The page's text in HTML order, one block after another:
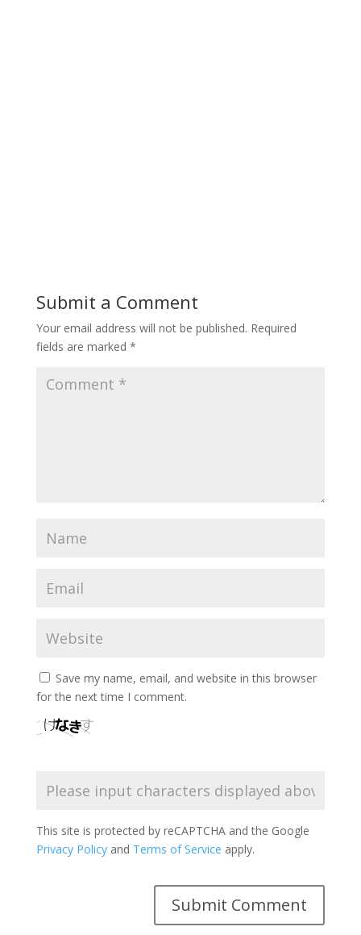
Submit a Comment
Your email address will not be published. Required
fields are marked *
Save my name, email, and website in this browser
for the next time I comment.
This site is protected by reCAPTCHA and the Google
Privacy Policyand Terms of Service apply.